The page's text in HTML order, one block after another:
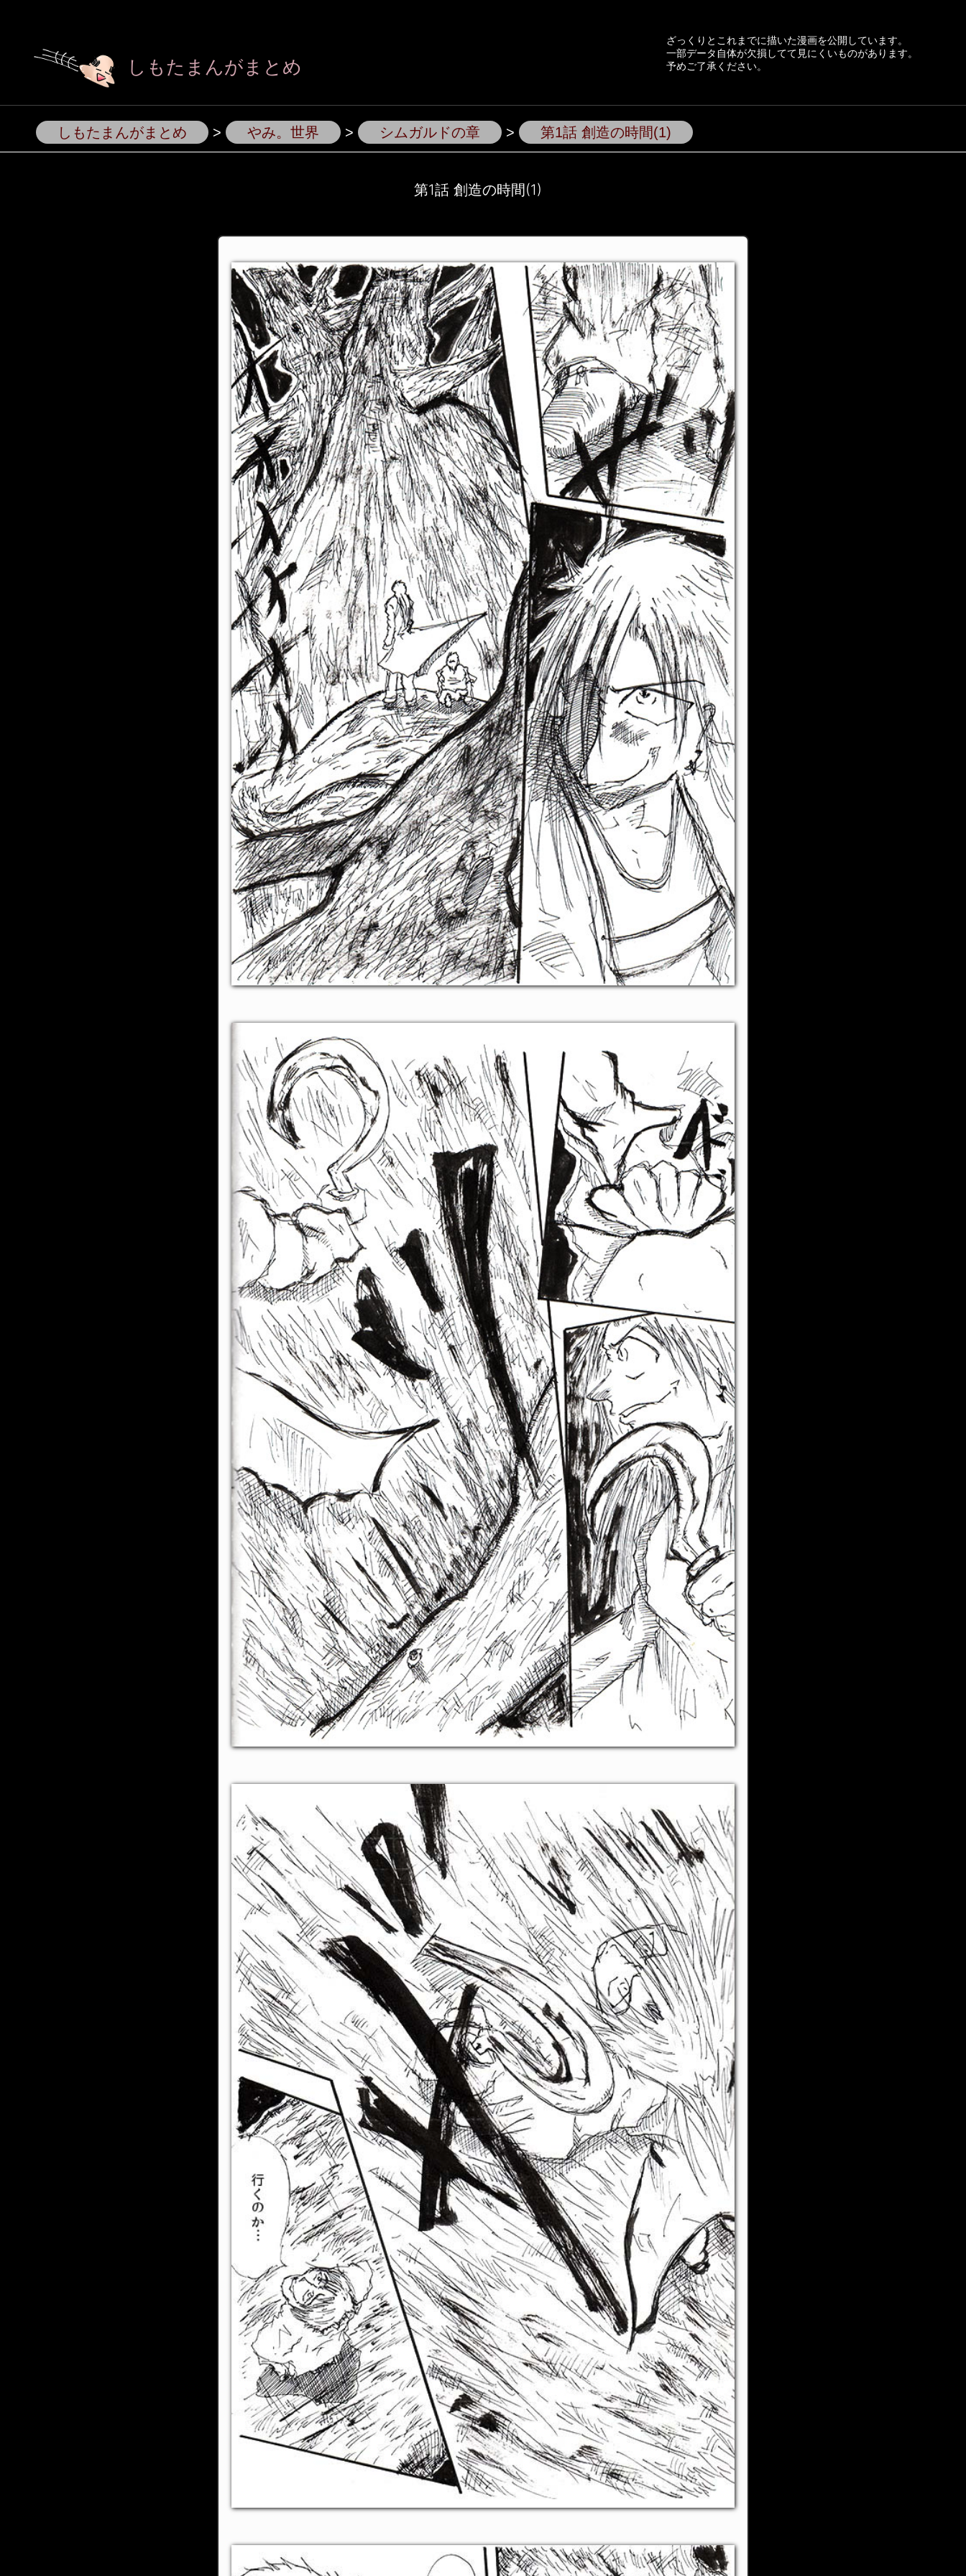
しもたまんがまとめ
ざっくりとこれまでに描いた漫画を公開しています。
一部データ自体が欠損してて見にくいものがあります。
予めご了承ください。
しもたまんがまとめ > やみ。世界 > シムガルドの章 > 第1話 創造の時間(1)
第1話 創造の時間(1)